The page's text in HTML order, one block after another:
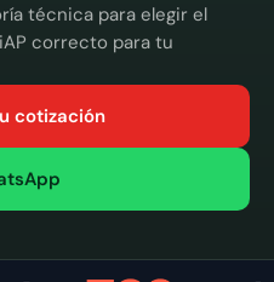
técnica para elegir el
correcto para tu
cotización